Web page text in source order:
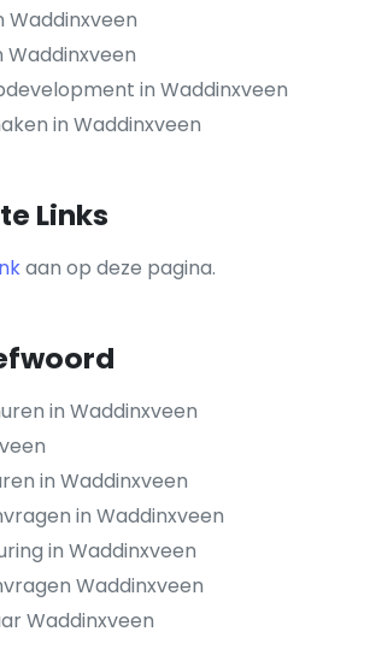
Waddinxveen
in Waddinxveen
in Waddinxveen
Links
aan op deze pagina.
in Waddinxveen
in Waddinxveen
in Waddinxveen
in Waddinxveen
Waddinxveen
Waddinxveen